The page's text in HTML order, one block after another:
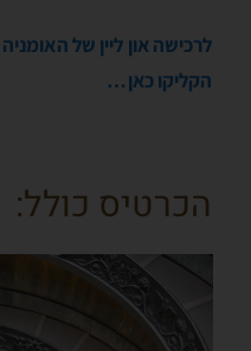
הקליקו כאן…
הכרטיס כולל: